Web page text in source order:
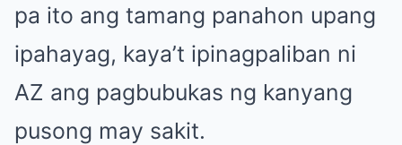
pa ito ang tamang panahon upang
ipahayag, kaya’t ipinagpaliban ni
AZ ang pagbubukas ng kanyang
pusong may sakit.